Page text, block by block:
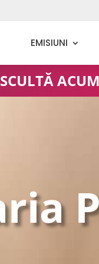
EMISIUNI
ACUM